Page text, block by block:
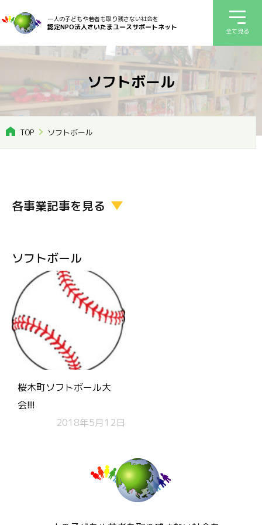
一人の子どもや若者も取り残さない社会を
認定NPO法人さいたまユースサポートネット 全て見る
ソフトボール
TOP ソフトボール
各事業記事を見る
ソフトボール
桜木町ソフトボール大
会!!!!
2018年5月12日